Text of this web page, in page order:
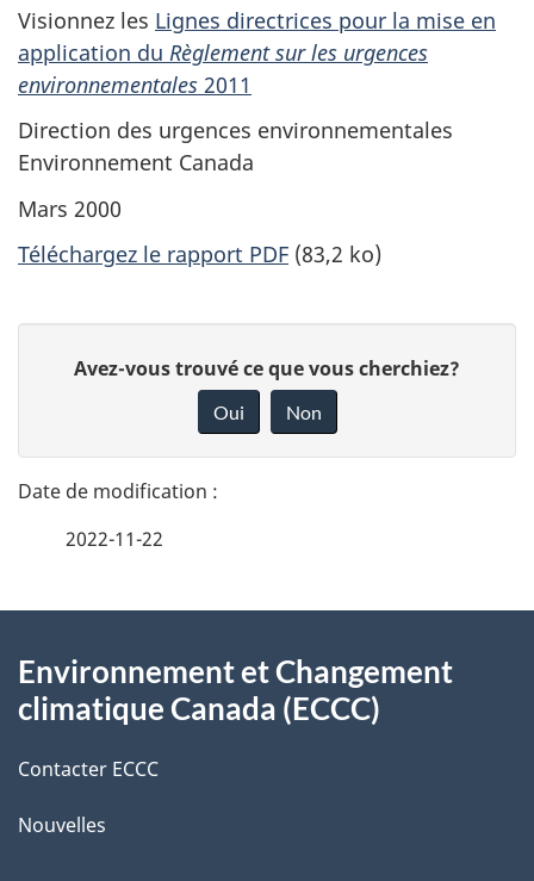
Visionnez les Lignes directrices pour la mise en
application du Règlement sur les urgences
environnementales 2011
Direction des urgences environnementales
Environnement Canada
Mars 2000
Téléchargez le rapport PDF (83,2 ko)
t
a
l
s
d
e
l
n
o
t
r
r
t
Avez-vous trouvé ce que vous cherchiez?
Oui Non
2022-11-22
propos
de
ce
site
Environnement et Changement
climatique Canada (ECCC)
Contacter ECCC
Nouvelles